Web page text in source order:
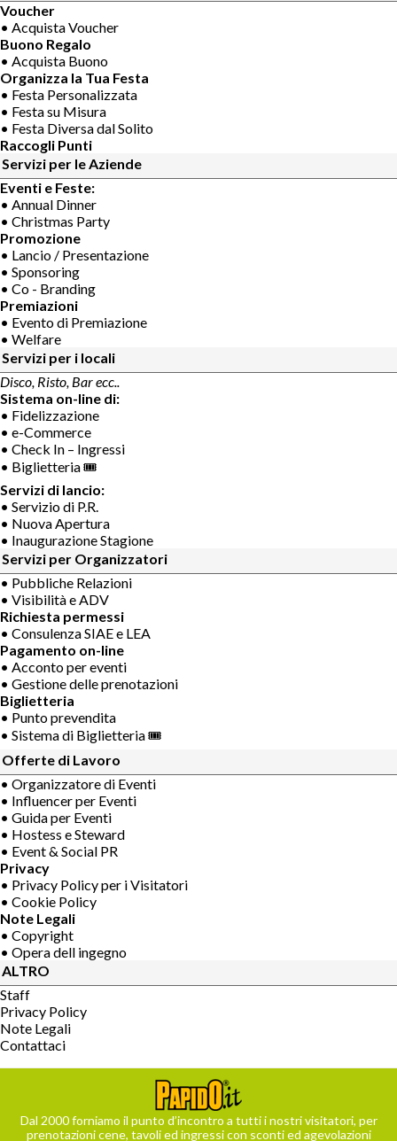
Voucher
• Acquista Voucher
Buono Regalo
• Acquista Buono
Organizza la Tua Festa
• Festa Personalizzata
• Festa su Misura
• Festa Diversa dal Solito
Raccogli Punti
Servizi per le Aziende
Eventi e Feste:
• Annual Dinner
• Christmas Party
Promozione
• Lancio / Presentazione
• Sponsoring
• Co - Branding
Premiazioni
• Evento di Premiazione
• Welfare
Servizi per i locali
Disco, Risto, Bar ecc..
Sistema on-line di:
• Fidelizzazione
• e-Commerce
• Check In – Ingressi
• Biglietteria 🎟
Servizi di lancio:
• Servizio di P.R.
• Nuova Apertura
• Inaugurazione Stagione
Servizi per Organizzatori
• Pubbliche Relazioni
• Visibilità e ADV
Richiesta permessi
• Consulenza SIAE e LEA
Pagamento on-line
• Acconto per eventi
• Gestione delle prenotazioni
Biglietteria
• Punto prevendita
• Sistema di Biglietteria 🎟
Offerte di Lavoro
• Organizzatore di Eventi
• Influencer per Eventi
• Guida per Eventi
• Hostess e Steward
• Event & Social PR
Privacy
• Privacy Policy per i Visitatori
• Cookie Policy
Note Legali
• Copyright
• Opera dell ingegno
ALTRO
Staff
Privacy Policy
Note Legali
Contattaci
Dal 2000 forniamo il punto d’incontro a tutti i nostri visitatori, per
prenotazioni cene, tavoli ed ingressi con sconti ed agevolazioni